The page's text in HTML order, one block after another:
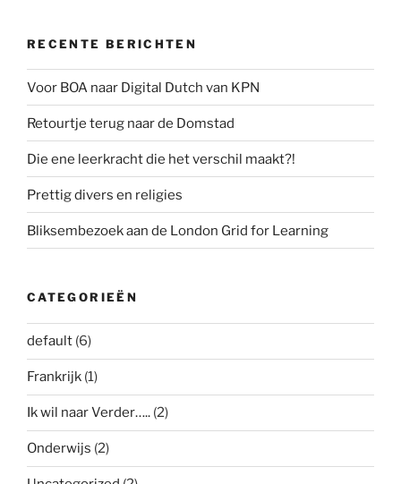
RECENTE BERICHTEN
Voor BOA naar Digital Dutch van KPN
Retourtje terug naar de Domstad
Die ene leerkracht die het verschil maakt?!
Prettig divers en religies
Bliksembezoek aan de London Grid for Learning
CATEGORIEËN
default (6)
Frankrijk (1)
Ik wil naar Verder….. (2)
Onderwijs (2)